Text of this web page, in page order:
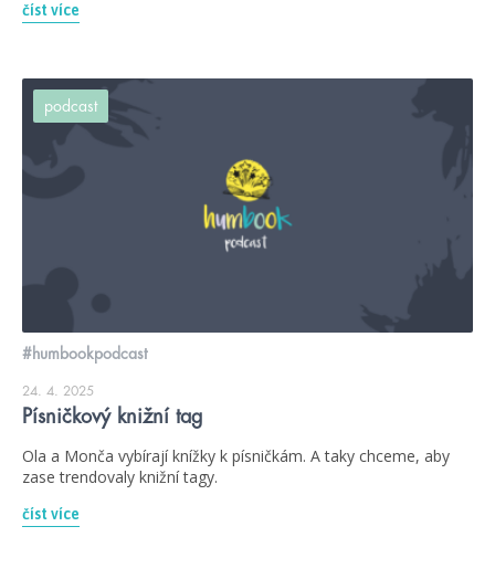
číst více
podcast
#humbookpodcast
24. 4. 2025
Písničkový knižní tag
Ola a Monča vybírají knížky k písničkám. A taky chceme, aby
zase trendovaly knižní tagy.
číst více